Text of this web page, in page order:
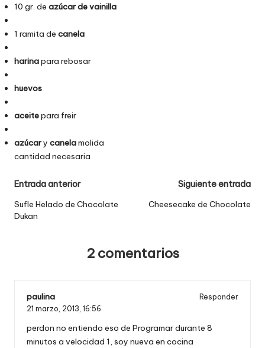
10 gr. de azúcar de vainilla
1 ramita de canela
harinapara rebosar
huevos
aceitepara freir
azúcary canelamolida
cantidad necesaria
Entrada anterior
Sufle Helado de Chocolate
Dukan
Siguiente entrada
Cheesecake de Chocolate
2 comentarios
paulina
Responder
21 marzo, 2013, 16:56
perdon no entiendo eso de Programar durante 8
minutos a velocidad 1, soy nueva en cocina